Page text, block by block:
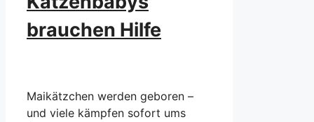
brauchen Hilfe
Maikätzchen werden geboren –
und viele kämpfen sofort ums